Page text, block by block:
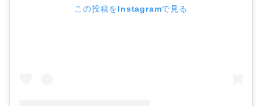
この投稿をInstagramで見る